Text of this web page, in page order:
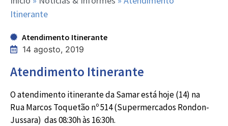
Itinerante
Atendimento Itinerante
14 agosto, 2019
Atendimento Itinerante
O atendimento itinerante da Samar está hoje (14) na
Rua Marcos Toquetão nº 514 (Supermercados Rondon-
Jussara) das 08:30h às 16:30h.